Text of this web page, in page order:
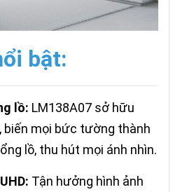
bật:
lồ: LM138A07 sở hữu
biến mọi bức tường thành
lồ, thu hút mọi ánh nhìn.
Tận hưởng hình ảnh